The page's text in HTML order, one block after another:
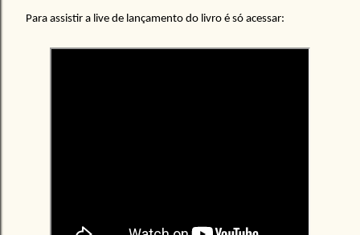
Para assistir a live de lançamento do livro é só acessar: